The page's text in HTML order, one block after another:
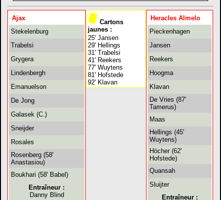
Ajax
Stekelenburg
Trabelsi
Grygera
Lindenbergh
Emanuelson
De Jong
Galasek (C.)
Sneijder
Rosales
Rosenberg (58'
Anastasiou)
Boukhari (58' Babel)
Entraîneur :
Danny Blind
Cartons
jaunes :
25' Jansen
29' Hellings
31' Trabelsi
41' Reekers
77' Wuytens
81' Hofstede
92' Klavan
Heracles Almelo
Pieckenhagen
Jansen
Reekers
Hoogma
Klavan
De Vries (87'
Tamerus)
Maas
Hellings (45'
Wuytens)
Höcher (62'
Hofstede)
Quansah
Sluijter
Entraîneur :